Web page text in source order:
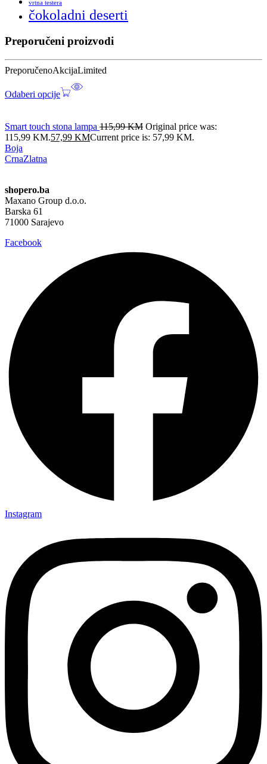
vrtna testera
čokoladni deserti
Preporučeni proizvodi
PreporučenoAkcijaLimited
Odaberi opcije
Smart touch stona lampa 115,99KM Original price was:
115,99 KM.57,99 KMCurrent price is: 57,99 KM.
Boja
CrnaZlatna
shopero.ba
Maxano Group d.o.o.
Barska 61
71000 Sarajevo
Facebook
Instagram